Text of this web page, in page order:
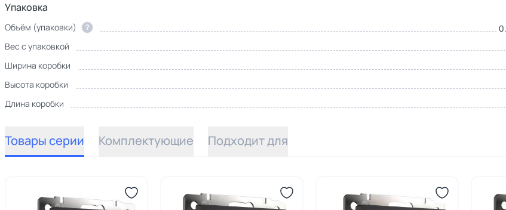
Упаковка
Объём (упаковки) ?
Вес с упаковкой
Ширина коробки
Высота коробки
Длина коробки
Товары серии Комплектующие Подходит для